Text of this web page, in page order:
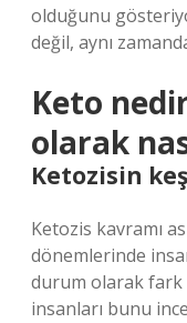
olduğunu
değil, aynı
Keto
olarak
Ketozisin
Ketozis kavramı
dönemlerinde
durum olarak fark
insanları bunu